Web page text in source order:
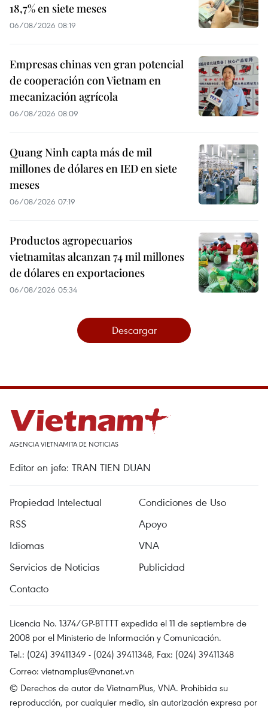
18,7% en siete meses
06/08/2026 08:19
Empresas chinas ven gran potencial
de cooperación con Vietnam en
mecanización agrícola
06/08/2026 08:09
Quang Ninh capta más de mil
millones de dólares en IED en siete
meses
06/08/2026 07:19
Productos agropecuarios
vietnamitas alcanzan 74 mil millones
de dólares en exportaciones
06/08/2026 05:34
Descargar
AGENCIA VIETNAMITA DE NOTICIAS
Editor en jefe: TRAN TIEN DUAN
Propiedad Intelectual
Condiciones de Uso
RSS
Apoyo
Idiomas
VNA
Servicios de Noticias
Publicidad
Contacto
Licencia No. 1374/GP-BTTTT expedida el 11 de septiembre de
2008 por el Ministerio de Información y Comunicación.
Tel.: (024) 39411349 - (024) 39411348, Fax: (024) 39411348
Correo: vietnamplus@vnanet.vn
© Derechos de autor de VietnamPlus, VNA. Prohibida su
reproducción, por cualquier medio, sin autorización expresa por